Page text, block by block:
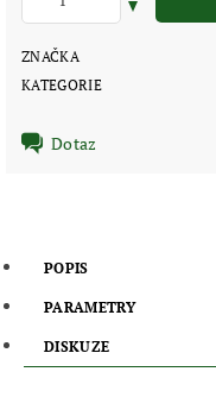
ZNAČKA
KATEGORIE
Dotaz
POPIS
PARAMETRY
DISKUZE